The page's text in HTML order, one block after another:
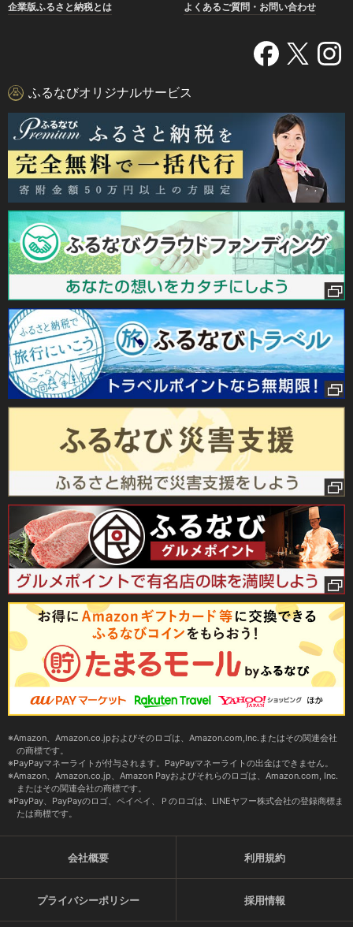
企業版ふるさと納税とは
よくあるご質問・お問い合わせ
ふるなびオリジナルサービス
Amazon、Amazon.co.jpおよびそのロゴは、Amazon.com,Inc.またはその関連会社
の商標です。
PayPayマネーライトが付与されます。PayPayマネーライトの出金はできません。
Amazon、Amazon.co.jp、Amazon Payおよびそれらのロゴは、Amazon.com, Inc.
またはその関連会社の商標です。
PayPay、PayPayのロゴ、ペイペイ、Ｐのロゴは、LINEヤフー株式会社の登録商標ま
たは商標です。
会社概要 利用規約
プライバシーポリシー 採用情報